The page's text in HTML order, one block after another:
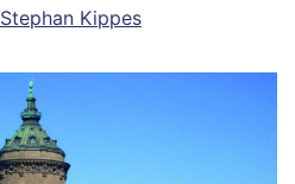
Stephan Kippes